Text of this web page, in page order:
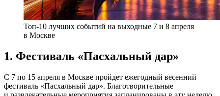
Топ-10 лучших событий на выходные 7 и 8 апреля
в Москве
1. Фестиваль «Пасхальный дар»
С 7 по 15 апреля в Москве пройдет ежегодный весенний
фестиваль «Пасхальный дар». Благотворительные